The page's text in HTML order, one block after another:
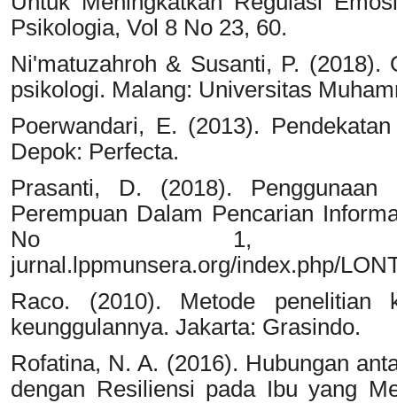
Psikologia, Vol 8 No 23, 60.
Ni'matuzahroh & Susanti, P.
psikologi. Malang: Universitas
Poerwandari, E. (2013).
Depok: Perfecta.
Prasanti, D. (2018).
Perempuan Dalam Pencarian
No 1, 16.
jurnal.lppmunsera.org/index.php/
Raco. (2010). Metode penelitian
keunggulannya. Jakarta: Grasindo.
Rofatina, N. A. (2016). Hubungan
dengan Resiliensi pada Ibu yang